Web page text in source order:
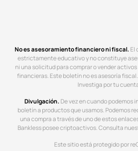
No es asesoramiento financiero ni fiscal. El
estrictamente educativo y no constituye
ni una solicitud para comprar o vender
financieras. Este boletín no es asesoría
Investiga por tu
Divulgación. De vez en cuando podemos
boletín a productos que usamos. Podemos
una compra a través de uno de estos
Bankless posee criptoactivos. Consulta
Este sitio está protegido por